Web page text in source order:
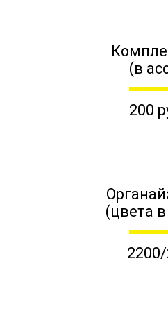
(в
200
(цвета